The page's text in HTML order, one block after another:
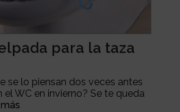
para la taza
se lo piensan dos veces antes
el WC en invierno? Se te queda